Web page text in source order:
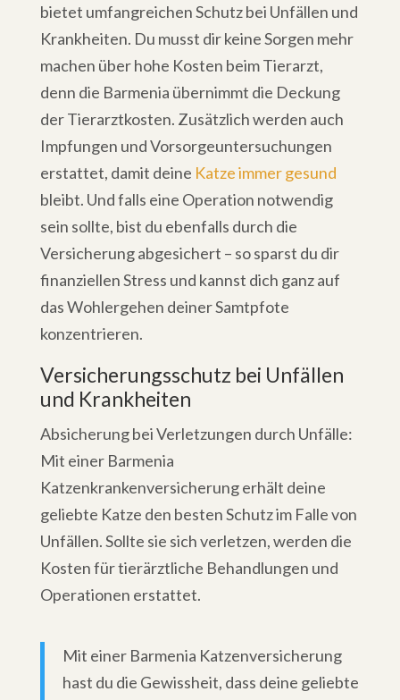
bietet umfangreichen Schutz bei Unfällen und
Krankheiten. Du musst dir keine Sorgen mehr
machen über hohe Kosten beim Tierarzt,
denn die Barmenia übernimmt die Deckung
der Tierarztkosten. Zusätzlich werden auch
Impfungen und Vorsorgeuntersuchungen
erstattet, damit deine Katze immer gesund
bleibt. Und falls eine Operation notwendig
sein sollte, bist du ebenfalls durch die
Versicherung abgesichert – so sparst du dir
finanziellen Stress und kannst dich ganz auf
das Wohlergehen deiner Samtpfote
konzentrieren.
Versicherungsschutz bei Unfällen
und Krankheiten
Absicherung bei Verletzungen durch Unfälle:
Mit einer Barmenia
Katzenkrankenversicherung erhält deine
geliebte Katze den besten Schutz im Falle von
Unfällen. Sollte sie sich verletzen, werden die
Kosten für tierärztliche Behandlungen und
Operationen erstattet.
Mit einer Barmenia Katzenversicherung
hast du die Gewissheit, dass deine geliebte